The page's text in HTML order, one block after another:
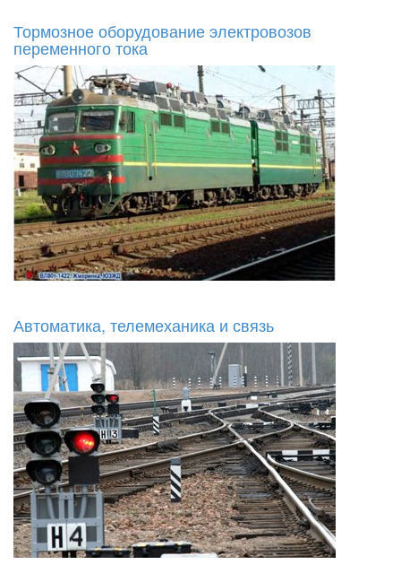
Тормозное оборудование электровозов
переменного тока
Автоматика, телемеханика и связь